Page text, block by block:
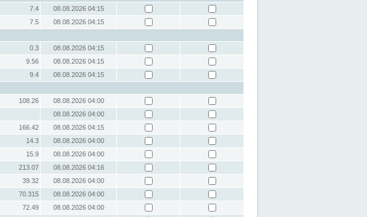
7.4
08.08.2026 04:15
7.5
08.08.2026 04:15
0.3
08.08.2026 04:15
9.56
08.08.2026 04:15
9.4
08.08.2026 04:15
108.26
08.08.2026 04:00
08.08.2026 04:00
166.42
08.08.2026 04:15
14.3
08.08.2026 04:00
15.9
08.08.2026 04:00
213.07
08.08.2026 04:16
39.32
08.08.2026 04:00
70.315
08.08.2026 04:00
72.49
08.08.2026 04:00